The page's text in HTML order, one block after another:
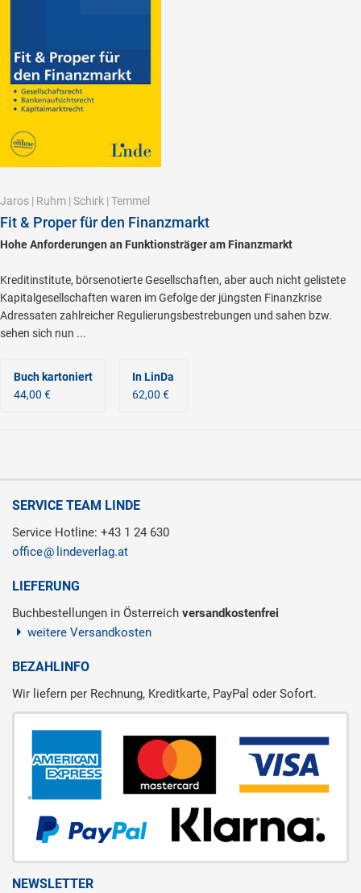
Jaros | Ruhm | Schirk | Temmel
Fit & Proper für den Finanzmarkt
Hohe Anforderungen an Funktionsträger am Finanzmarkt
Kreditinstitute, börsenotierte Gesellschaften, aber auch nicht gelistete
Kapitalgesellschaften waren im Gefolge der jüngsten Finanzkrise
Adressaten zahlreicher Regulierungsbestrebungen und sahen bzw.
sehen sich nun ...
Buch kartoniert
44,00 €
In LinDa
62,00 €
SERVICE TEAM LINDE
Service Hotline: +43 1 24 630
office
lindeverlag.at
LIEFERUNG
Buchbestellungen in Österreich versandkostenfrei
weitere Versandkosten
BEZAHLINFO
Wir liefern per Rechnung, Kreditkarte, PayPal oder Sofort.
NEWSLETTER